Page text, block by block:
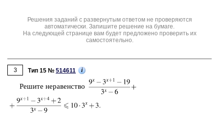
Решения заданий с развернутым ответом не проверяются
автоматически. Запишите решение на бумаге.
На следующей странице вам будет предложено проверить их
самостоятельно.
3 Тип 15 № 514611 i
Ре­ши­те не­ра­вен­ство